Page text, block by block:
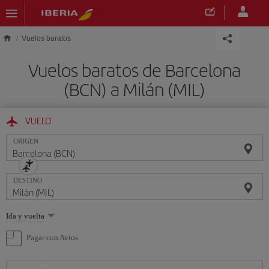
Saltar al contenido principal
Vuelos baratos
Vuelos baratos de Barcelona
(BCN) a Milán (MIL)
VUELO
ORIGEN
DESTINO
Seleccione
una
opción
Ida y vuelta
Pagar con Avios